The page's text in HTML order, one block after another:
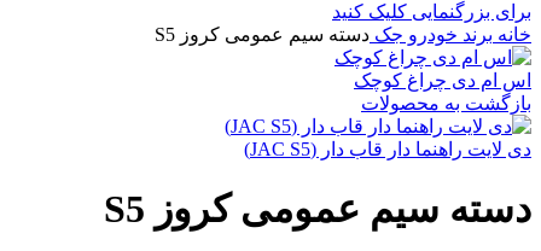
برای بزرگنمایی کلیک کنید
خانه برند خودرو جک دسته سیم عمومی کروز S5
اس ام دی چراغ کوچک
بازگشت به محصولات
دی لایت راهنما دار قاب دار (JAC S5)
دسته سیم عمومی کروز S5